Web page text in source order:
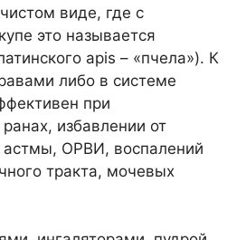
виде, где с
это называется
apis – «пчела»). К
либо в системе
при
избавлении от
астмы, ОРВИ, воспалений
тракта, мочевых